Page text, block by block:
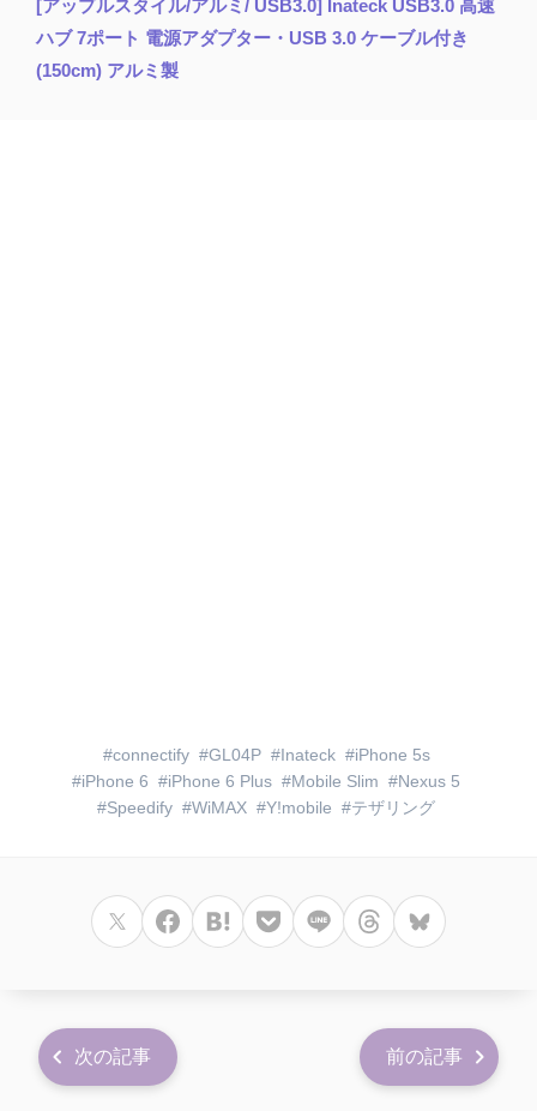
[アップルスタイル/アルミ/ USB3.0] Inateck USB3.0 高速
ハブ 7ポート 電源アダプター・USB 3.0 ケーブル付き
(150cm) アルミ製
connectify GL04P Inateck
iPhone 5s
iPhone 6
iPhone 6 Plus Mobile Slim
Nexus 5
Speedify
WiMAX Y!mobile テザリング
次の記事 前の記事